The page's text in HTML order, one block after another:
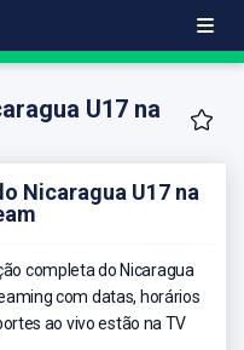
U17 na
Nicaragua U17 na
completa do Nicaragua
com datas, horários
ao vivo estão na TV